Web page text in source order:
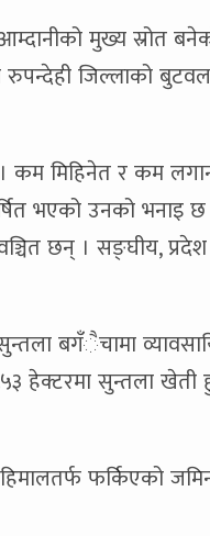
मुख्य स्रोत
जिल्लाको
मिहिनेत र कम
भएको उनको भनाइ
छन् । सङ्घीय,
बगँैचामा
हेक्टरमा सुन्तला खेती
फर्किएको